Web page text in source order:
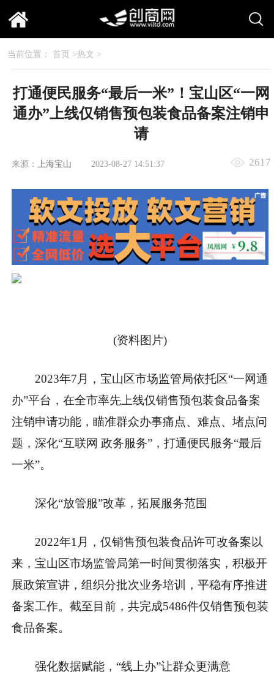
当前位置： 首页 >热文 >
打通便民服务“最后一米”！宝山区“一网
通办”上线仅销售预包装食品备案注销申
请
来源： 上海宝山 2023-08-27 14:51:37 2617
(资料图片)
2023年7月，宝山区市场监管局依托区“一网通
办”平台，在全市率先上线仅销售预包装食品备案
注销申请功能，瞄准群众办事痛点、难点、堵点问
题，深化“互联网 政务服务”，打通便民服务“最后
一米”。
深化“放管服”改革，拓展服务范围
2022年1月，仅销售预包装食品许可改备案以
来，宝山区市场监管局第一时间贯彻落实，积极开
展政策宣讲，组织分批次业务培训，平稳有序推进
备案工作。截至目前，共完成5486件仅销售预包装
食品备案。
强化数据赋能，“线上办”让群众更满意